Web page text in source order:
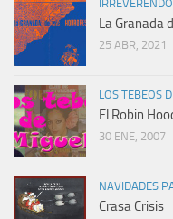
La Granada
25 ABR, 2021
LOS TEBEOS
El Robin
30 ENE, 2007
NAVIDADES
Crasa Crisis